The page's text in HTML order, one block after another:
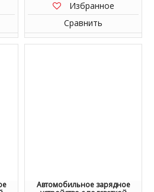
Избранное
Сравнить
Автомобильное зарядное